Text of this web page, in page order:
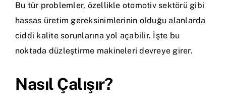
Bu tür problemler, özellikle otomotiv sektörü gibi
hassas üretim gereksinimlerinin olduğu alanlarda
ciddi kalite sorunlarına yol açabilir. İşte bu
noktada düzleştirme makineleri devreye girer.
Nasıl Çalışır?